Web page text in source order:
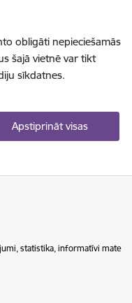
obligāti nepieciešamās
šajā vietnē var tikt
sīkdatnes.
Apstiprināt visas
statistika, informatīvi